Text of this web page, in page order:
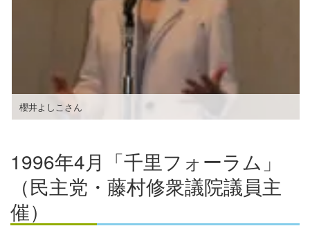
櫻井よしこさん
1996年4月「千里フォーラム」
（民主党・藤村修衆議院議員主
催）